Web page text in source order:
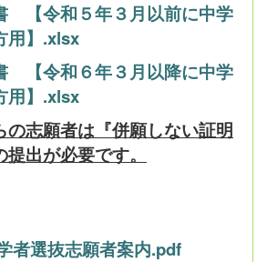
【令和５年３月以前に中学
用】.xlsx
【令和６年３月以降に中学
用】.xlsx
の志願者は『併願しない証明
出が必要です。
者選抜志願者案内.pdf